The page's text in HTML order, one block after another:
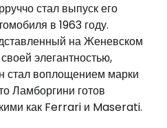
стал выпуск его
в 1963 году.
на Женевском
элегантностью,
стал воплощением марки
Ламборгини готов
как Ferrari и Maserati.